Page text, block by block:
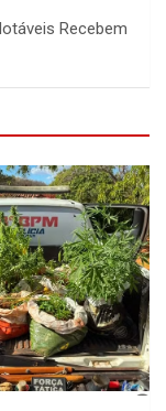
Recebem